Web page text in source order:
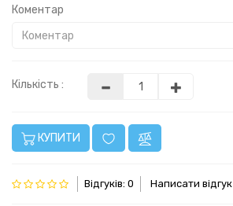
Коментар
Кількість :
КУПИТИ
Відгуків: 0 Написати відгук